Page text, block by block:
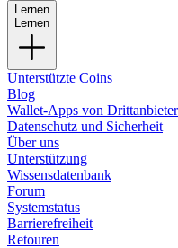
Lernen
Lernen
Unterstützte Coins
Blog
Wallet-Apps von
Datenschutz und Sicherheit
Über uns
Unterstützung
Wissensdatenbank
Forum
Systemstatus
Barrierefreiheit
Retouren